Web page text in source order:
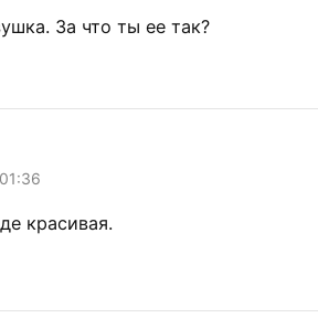
За что ты ее так?
красивая.